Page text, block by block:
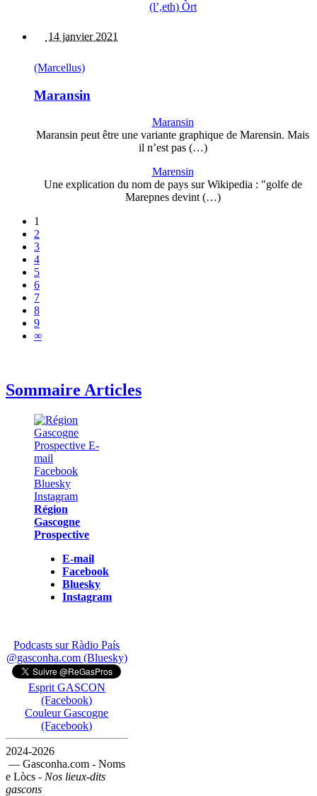
(l’,eth) Òrt
14 janvier 2021
(Marcellus)
Maransin
Maransin
Maransin peut être une variante graphique de Marensin. Mais
il n’est pas (…)
Marensin
Une explication du nom de pays sur Wikipedia : "golfe de
Marepnes devint (…)
1
2
3
4
5
6
7
8
9
∞
Sommaire Articles
Région
Gascogne
Prospective
E-mail
Facebook
Bluesky
Instagram
Podcasts sur Ràdio País
@gasconha.com (Bluesky)
Esprit GASCON
(Facebook)
Couleur Gascogne
(Facebook)
2024-2026
— Gasconha.com - Noms
e Lòcs - Nos lieux-dits
gascons